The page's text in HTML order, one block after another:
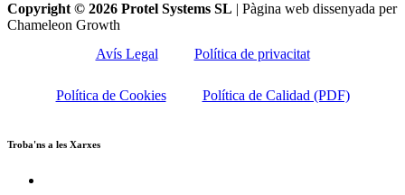
Copyright © 2026 Protel Systems SL | Pàgina web dissenyada per
Chameleon Growth
Avís Legal
Política de privacitat
Política de Cookies Política de Calidad (PDF)
Troba'ns a les Xarxes